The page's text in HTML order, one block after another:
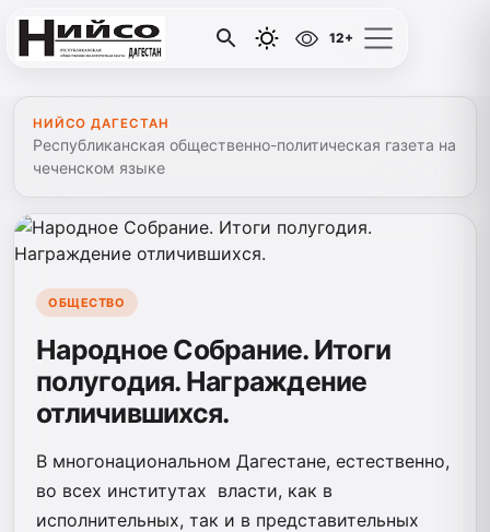
12+
НИЙСО ДАГЕСТАН
Республиканская общественно-политическая газета на
чеченском языке
ОБЩЕСТВО
Народное Собрание. Итоги
полугодия. Награждение
отличившихся.
В многонациональном Дагестане, естественно,
во всех институтах власти, как в
исполнительных, так и в представительных